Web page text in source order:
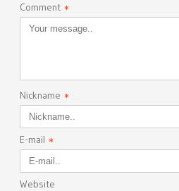
Comment *
Nickname *
E-mail *
Website